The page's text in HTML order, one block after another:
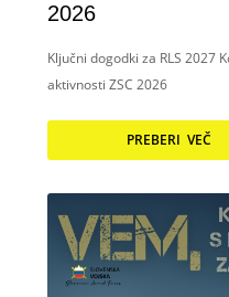
2026
Ključni dogodki za RLS 2027
aktivnosti ZSC 2026
PREBERI VEČ